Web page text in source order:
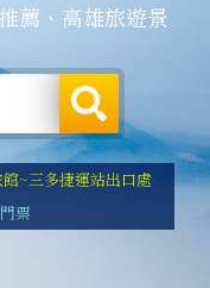
薦、高雄旅遊景
~三多捷運站出口處
票